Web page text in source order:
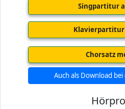
Singpartitur
Klavierpartitur
Chorsatz
Auch als Download